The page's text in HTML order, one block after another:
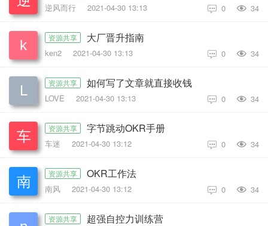
逆风而行 2021-04-30 13:13 0  34
资源共享 大厂晋升指南
ken2 2021-04-30 13:13 0  34
资源共享 如何写了文章就直接收钱
LOVE 2021-04-30 13:13 0  34
资源共享 字节跳动OKR手册
车迷 2021-04-30 13:12 0  34
资源共享 OKR工作法
南风 2021-04-30 13:12 0  34
资源共享 超强自控力训练营